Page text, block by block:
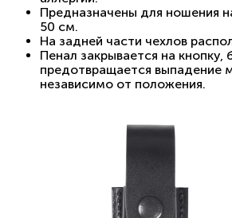
Предназначены для ношения
50 см.
На задней части чехлов
Пенал закрывается на кнопку,
предотвращается выпадение
независимо от положения.